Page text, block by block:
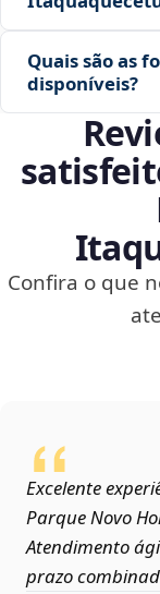
Quais são as
disponíveis?
Confira o que
Excelente
Parque Novo
Atendimento
prazo